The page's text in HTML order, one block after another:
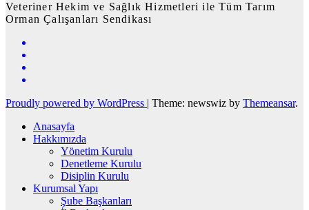
Veteriner Hekim ve Sağlık Hizmetleri ile Tüm Tarım
Orman Çalışanları Sendikası
Proudly powered by WordPress | Theme: newswiz by Themeansar.
Anasayfa
Hakkımızda
Yönetim Kurulu
Denetleme Kurulu
Disiplin Kurulu
Kurumsal Yapı
Şube Başkanları